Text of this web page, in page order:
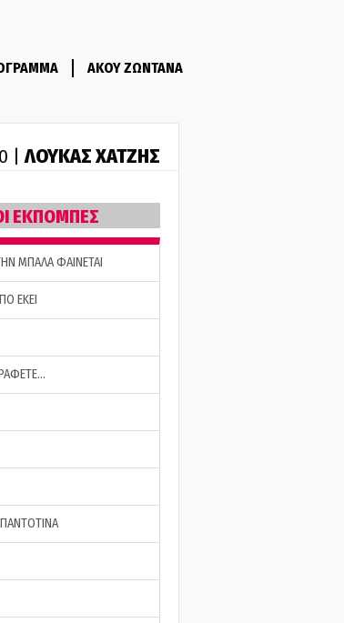
ΑΚΟΥ ΖΩΝΤΑΝΑ
|ΛΟΥΚΑΣ ΧΑΤΖΗΣ
ΕΚΠΟΜΠΕΣ
ΜΠΑΛΑ ΦΑΙΝΕΤΑΙ
ΕΚΕΙ
ΠΑΝΤΟΤΙΝΑ